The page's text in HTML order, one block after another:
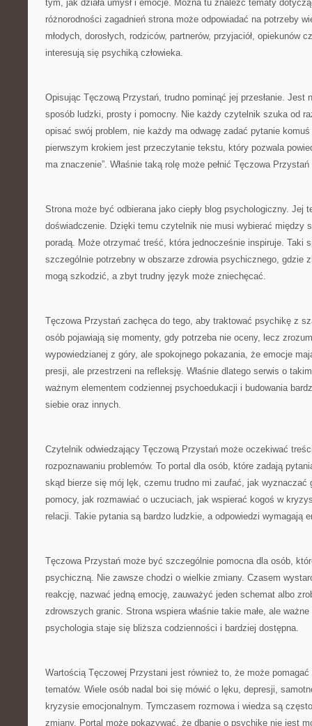
tym, jak działa umysł i emocje. Można tu znaleźć tematy
różnorodności zagadnień strona może odpowiadać na potrzeby
młodych, dorosłych, rodziców, partnerów, przyjaciół, opiekunów
interesują się psychiką człowieka.
Opisując Tęczową Przystań, trudno pominąć jej przesłanie. Jest
sposób ludzki, prosty i pomocny. Nie każdy czytelnik szuka od
opisać swój problem, nie każdy ma odwagę zadać pytanie
pierwszym krokiem jest przeczytanie tekstu, który pozwala
ma znaczenie”. Właśnie taką rolę może pełnić Tęczowa
Strona może być odbierana jako ciepły blog psychologiczny. Jej
doświadczenie. Dzięki temu czytelnik nie musi wybierać między
poradą. Może otrzymać treść, która jednocześnie inspiruje. Taki
szczególnie potrzebny w obszarze zdrowia psychicznego, gdzie
mogą szkodzić, a zbyt trudny język może zniechęcać.
Tęczowa Przystań zachęca do tego, aby traktować psychikę z
osób pojawiają się momenty, gdy potrzeba nie oceny, lecz
wypowiedzianej z góry, ale spokojnego pokazania, że emocje
presji, ale przestrzeni na refleksję. Właśnie dlatego serwis o
ważnym elementem codziennej psychoedukacji i budowania
siebie oraz innych.
Czytelnik odwiedzający Tęczową Przystań może oczekiwać
rozpoznawaniu problemów. To portal dla osób, które zadają
skąd bierze się mój lęk, czemu trudno mi zaufać, jak wyznaczać
pomocy, jak rozmawiać o uczuciach, jak wspierać kogoś w
relacji. Takie pytania są bardzo ludzkie, a odpowiedzi wymagają
Tęczowa Przystań może być szczególnie pomocna dla osób,
psychiczną. Nie zawsze chodzi o wielkie zmiany. Czasem
reakcję, nazwać jedną emocję, zauważyć jeden schemat albo
zdrowszych granic. Strona wspiera właśnie takie małe, ale
psychologia staje się bliższa codzienności i bardziej dostępna.
Wartością Tęczowej Przystani jest również to, że może pomagać
tematów. Wiele osób nadal boi się mówić o lęku, depresji,
kryzysie emocjonalnym. Tymczasem rozmowa i wiedza są
zmiany. Portal może pokazywać, że dbanie o psychikę nie jest